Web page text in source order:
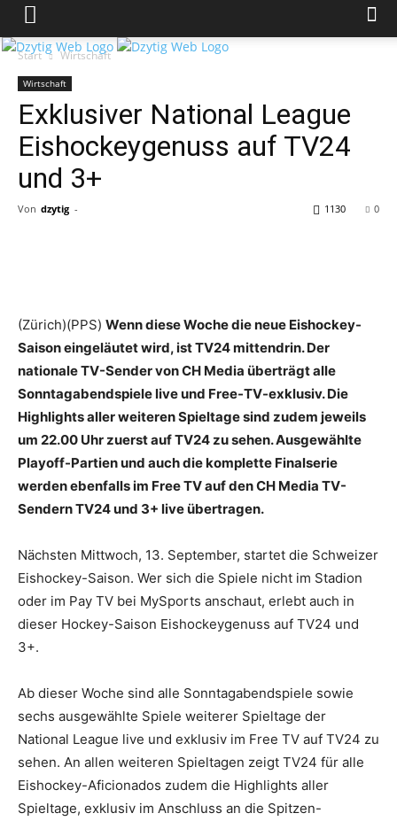
Start Wirtschaft
Wirtschaft
Exklusiver National League
Eishockeygenuss auf TV24
und 3+
Von dzytig - 0
1130
(Zürich)(PPS) Wenn diese Woche die neue Eishockey-
Saison eingeläutet wird, ist TV24 mittendrin. Der
nationale TV-Sender von CH Media überträgt alle
Sonntagabendspiele live und Free-TV-exklusiv. Die
Highlights aller weiteren Spieltage sind zudem jeweils
um 22.00 Uhr zuerst auf TV24 zu sehen. Ausgewählte
Playoff-Partien und auch die komplette Finalserie
werden ebenfalls im Free TV auf den CH Media TV-
Sendern TV24 und 3+ live übertragen.
Nächsten Mittwoch, 13. September, startet die Schweizer
Eishockey-Saison. Wer sich die Spiele nicht im Stadion
oder im Pay TV bei MySports anschaut, erlebt auch in
dieser Hockey-Saison Eishockeygenuss auf TV24 und
3+.
Ab dieser Woche sind alle Sonntagabendspiele sowie
sechs ausgewählte Spiele weiterer Spieltage der
National League live und exklusiv im Free TV auf TV24 zu
sehen. An allen weiteren Spieltagen zeigt TV24 für alle
Eishockey-Aficionados zudem die Highlights aller
Spieltage, exklusiv im Anschluss an die Spitzen-